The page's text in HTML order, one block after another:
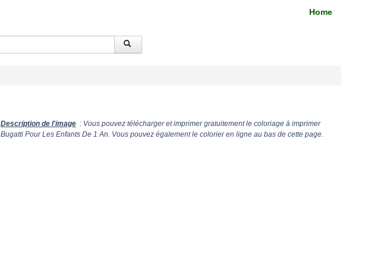
Home
Description de l'image : Vous pouvez télécharger et imprimer gratuitement le coloriage à imprimer
Bugatti Pour Les Enfants De 1 An. Vous pouvez également le colorier en ligne au bas de cette page.